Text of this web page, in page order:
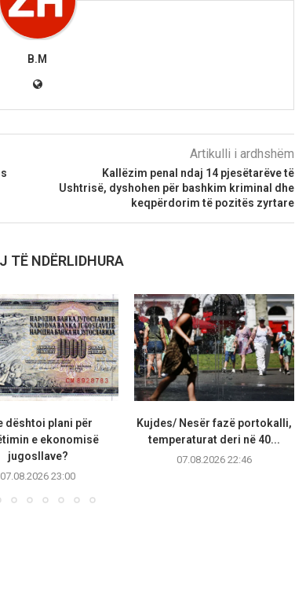
B.M
Artikulli i ardhshëm
Kallëzim penal ndaj 14 pjesëtarëve të
Ushtrisë, dyshohen për bashkim kriminal dhe
keqpërdorim të pozitës zyrtare
TË NDËRLIDHURA
dështoi plani për
e ekonomisë
jugosllave?
07.08.2026 23:00
Kujdes/ Nesër fazë portokalli,
temperaturat deri në 40...
07.08.2026 22:46